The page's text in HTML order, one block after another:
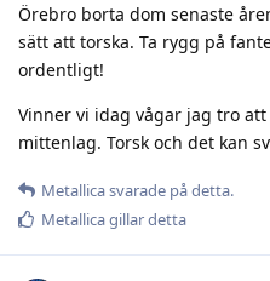
Örebro borta dom senaste
sätt att torska. Ta rygg på
ordentligt!
Vinner vi idag vågar jag tro
mittenlag. Torsk och det kan
Metallicasvarade på detta.
Metallicagillar detta